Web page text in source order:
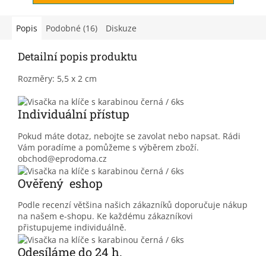
Popis Podobné (16) Diskuze
Detailní popis produktu
Rozměry: 5,5 x 2 cm
Individuální přístup
Pokud máte dotaz, nebojte se zavolat nebo napsat. Rádi
Vám poradíme a pomůžeme s výběrem zboží.
obchod@eprodoma.cz
Ověřený eshop
Podle recenzí většina našich zákazníků doporučuje nákup
na našem e-shopu. Ke každému zákazníkovi
přistupujeme individuálně.
Odesíláme do 24 h.